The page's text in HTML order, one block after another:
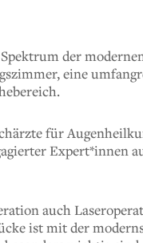
der
eine
für
Expert*innen
auch
ist mit der